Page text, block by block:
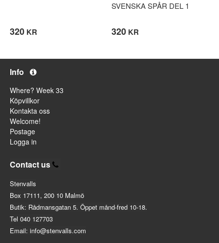
320 KR
SVENSKA SPÅR DEL 1
320 KR
Info
Where? Week 33
Köpvillkor
Kontakta oss
Welcome!
Postage
Logga in
Contact us
Stenvalls
Box 17111, 200 10 Malmö
Butik: Rådmansgatan 5. Öppet månd-fred 10-18.
Tel 040 127703
Email: info@stenvalls.com